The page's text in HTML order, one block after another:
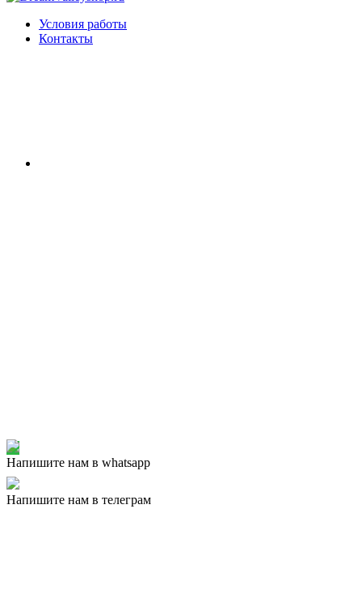
Условия работы
Контакты
Напишите нам в whatsapp
Напишите нам в телеграм